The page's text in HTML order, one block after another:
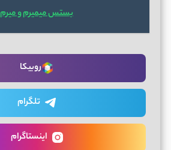
بستس میمیرم و میرم
روبیکا
تلگرام
اینستاگرام